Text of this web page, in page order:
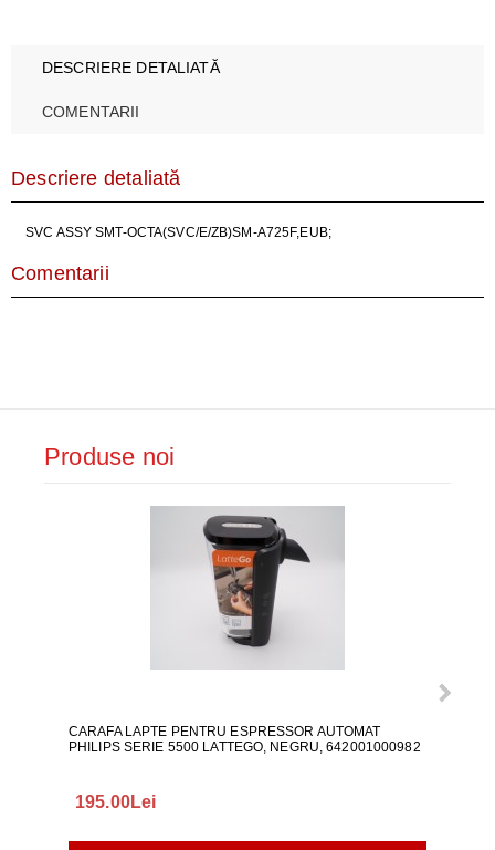
DESCRIERE DETALIATĂ
COMENTARII
Descriere detaliată
SVC ASSY SMT-OCTA(SVC/E/ZB)SM-A725F,EUB;
Comentarii
Produse noi
CARAFA LAPTE PENTRU ESPRESSOR AUTOMAT
PHILIPS SERIE 5500 LATTEGO, NEGRU, 642001000982
195.00Lei